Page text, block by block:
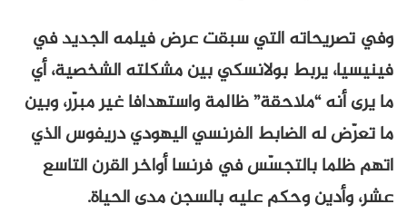
وفي تصريحاته التي سبقت عرض فيلمه الجديد في
فينيسيا، يربط بولانسكي بين مشكلته الشخصية، أي
ما يرى أنه “ملاحقة” ظالمة واستهدافا غير مبرّر، وبين
ما تعرّض له الضابط الفرنسي اليهودي دريفوس الذي
اتهم ظلما بالتجسّس في فرنسا أواخر القرن التاسع
عشر، وأدين وحكم عليه بالسجن مدى الحياة.